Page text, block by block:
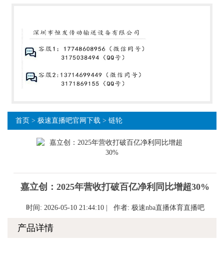
首页 > 极速直播吧官网下载 > 链轮
嘉立创：2025年营收打破百亿净利同比增超30%
时间: 2026-05-10 21:44:10 | 作者: 极速nba直播体育直播吧
产品详情